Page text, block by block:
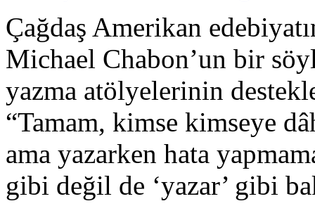
Çağdaş Amerikan
Michael Chabon’un bir
yazma atölyelerinin
“Tamam, kimse kimseye
ama yazarken hata
gibi değil de ‘yazar’ gibi